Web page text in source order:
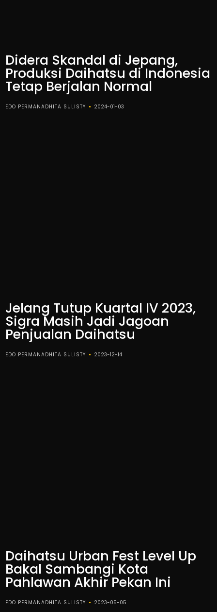
Didera Skandal di Jepang,
Produksi Daihatsu di Indonesia
Tetap Berjalan Normal
EDO PERMANADHITA SULISTY 2024-01-03
Jelang Tutup Kuartal IV 2023,
Sigra Masih Jadi Jagoan
Penjualan Daihatsu
EDO PERMANADHITA SULISTY 2023-12-14
Daihatsu Urban Fest Level Up
Bakal Sambangi Kota
Pahlawan Akhir Pekan Ini
EDO PERMANADHITA SULISTY 2023-05-05